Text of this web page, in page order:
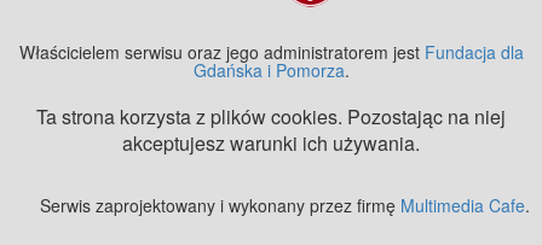
Właścicielem serwisu oraz jego administratorem jest Fundacja dla
Gdańska i Pomorza.
Ta strona korzysta z plików cookies. Pozostając na niej
akceptujesz warunki ich używania.
Serwis zaprojektowany i wykonany przez firmę Multimedia Cafe.